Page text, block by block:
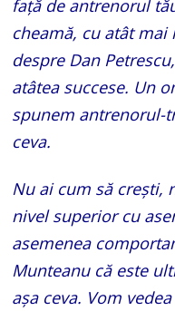
faţă de antrenorul
cheamă, cu atât
despre Dan
atâtea succese. Un
spunem antrenorul-
ceva.
Nu ai cum să crești,
nivel superior cu
asemenea
Munteanu că este
așa ceva. Vom